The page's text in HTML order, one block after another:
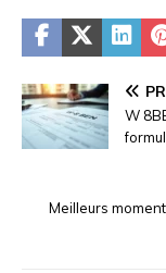
W
Meilleurs